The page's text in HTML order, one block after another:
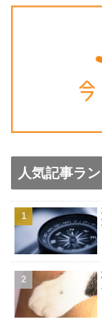
人気記事ラ